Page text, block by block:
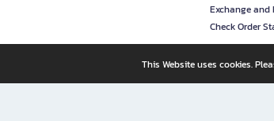
Exchange and
Check Order
This Website uses cookies.